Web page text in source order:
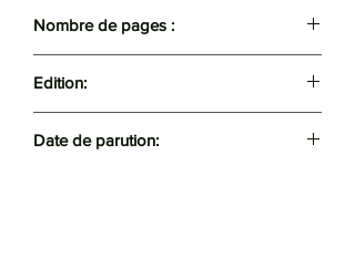
Nombre de pages :
Edition:
Date de parution: